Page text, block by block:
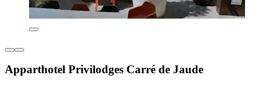
Apparthotel Privilodges Carré de Jaude